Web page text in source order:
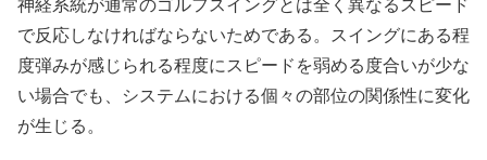
で反応しなければならないためである。スイングにある程
度弾みが感じられる程度にスピードを弱める度合いが少な
い場合でも、システムにおける個々の部位の関係性に変化
が生じる。